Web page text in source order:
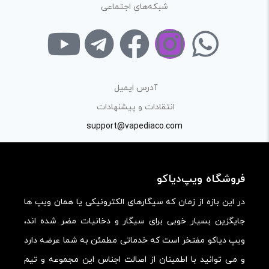
فرآیند خرید یک محصول توسط ایشان است.
با توجه به ساختار بخش نظرات، از پرسیدن سوال یا درخواست
راهنمایی در این بخش خودداری کرده و سوالات خود را در بخش
شبکه‌های اجتماعی
آدرس ایمیل
انتقادات و پیشنهادات
support@vapediaco.com
فروشگاه ویپ‌دیاکو
در این بازه از زمان که سیگارهای الکترونیکی یا همان ویپ ها
جایگزین بسیار خوبی برای سیگار و دخانیات مضر شده اند،
ویپ دیاکو مفتخر است که خدماتی مطمئن به شما عرضه دارد
و می توانید با اطمینان از اصالت اجناس این مجموعه و تیم